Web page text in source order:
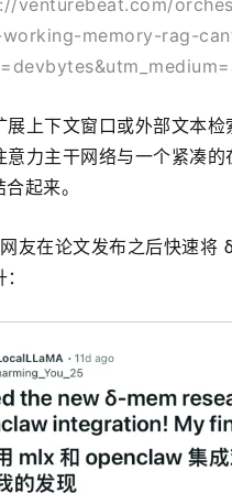
memory-rag-
展上下文窗口或外部文本
意力主干网络与一个紧凑
起来。
友在论文发布之后快速将